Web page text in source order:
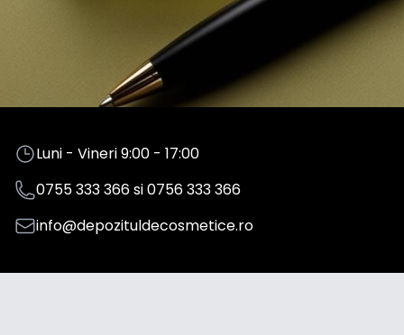
Luni - Vineri 9:00 - 17:00
0755 333 366si0756 333 366
info@depozituldecosmetice.ro